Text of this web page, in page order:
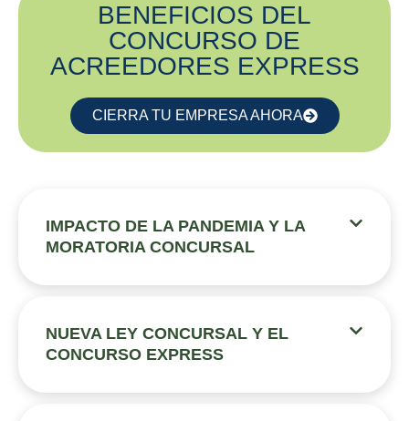
BENEFICIOS DEL
CONCURSO DE
ACREEDORES EXPRESS
CIERRA TU EMPRESA AHORA
IMPACTO DE LA PANDEMIA Y LA
MORATORIA CONCURSAL
NUEVA LEY CONCURSAL Y EL
CONCURSO EXPRESS